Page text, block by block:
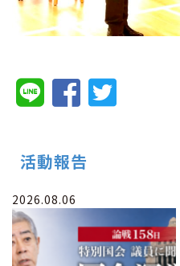
活動報告
2026.08.06